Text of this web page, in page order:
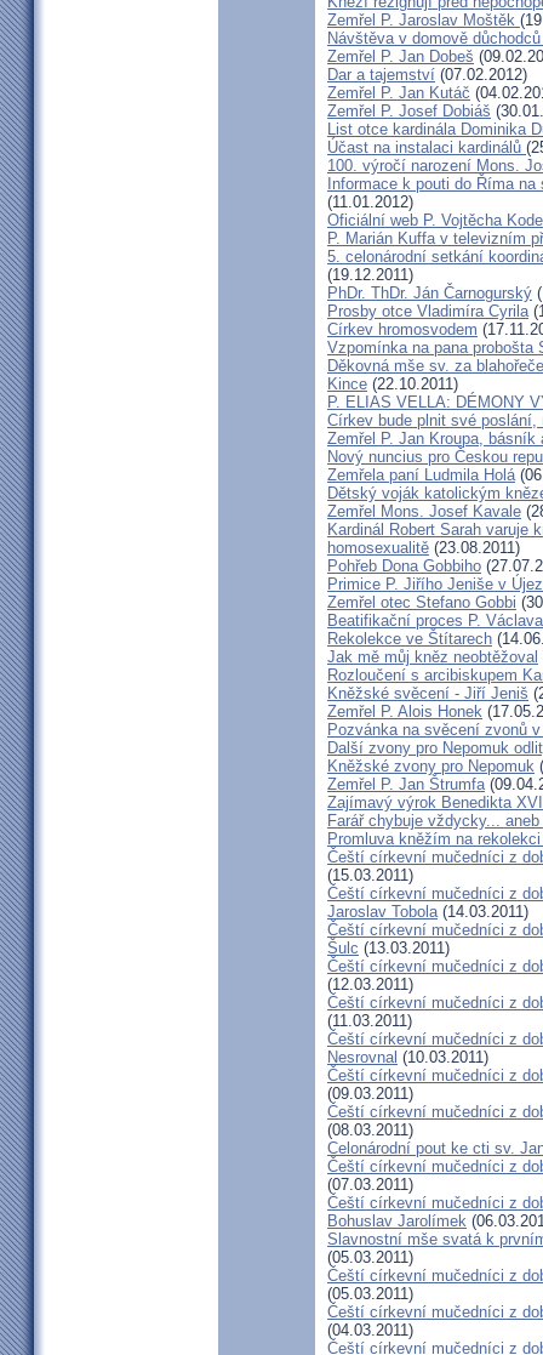
Zemřel P. Jaroslav Moštěk
Návštěva v domově
Zemřel P. Jan Dobeš
Dar a tajemství (07.02.2012)
Zemřel P. Jan Kutáč
Zemřel P. Josef Dobiáš
List otce kardinála Dominika
Účast na instalaci kardinálů
100. výročí narození Mons.
Informace k pouti do Říma
(11.01.2012)
Oficiální web P. Vojtěcha
P. Marián Kuffa v televizním
5. celonárodní setkání
(19.12.2011)
PhDr. ThDr. Ján Čarnogurský
Prosby otce Vladimíra Cyrila
Církev hromosvodem
Vzpomínka na pana probošta
Děkovná mše sv. za
Kince (22.10.2011)
P. ELIAS VELLA: DÉMONY
Církev bude plnit své
Zemřel P. Jan Kroupa, básník
Nový nuncius pro Českou
Zemřela paní Ludmila Holá
Dětský voják katolickým
Zemřel Mons. Josef Kavale
Kardinál Robert Sarah varuje
homosexualitě (23.08.2011)
Pohřeb Dona Gobbiho
Primice P. Jiřího Jeniše v
Zemřel otec Stefano Gobbi
Beatifikační proces P.
Rekolekce ve Štítarech
Jak mě můj kněz neobtěžoval
Rozloučení s arcibiskupem
Kněžské svěcení - Jiří Jeniš
Zemřel P. Alois Honek
Pozvánka na svěcení zvonů
Další zvony pro Nepomuk
Kněžské zvony pro Nepomuk
Zemřel P. Jan Štrumfa
Zajímavý výrok Benedikta
Farář chybuje vždycky...
Promluva kněžím na
Čeští církevní mučedníci z
(15.03.2011)
Čeští církevní mučedníci z
Jaroslav Tobola(14.03.2011)
Čeští církevní mučedníci z
Šulc (13.03.2011)
Čeští církevní mučedníci z
(12.03.2011)
Čeští církevní mučedníci z
(11.03.2011)
Čeští církevní mučedníci z
Nesrovnal (10.03.2011)
Čeští církevní mučedníci z
(09.03.2011)
Čeští církevní mučedníci z
(08.03.2011)
Celonárodní pout ke cti sv.
Čeští církevní mučedníci z
(07.03.2011)
Čeští církevní mučedníci z
Bohuslav Jarolímek
Slavnostní mše svatá k
(05.03.2011)
Čeští církevní mučedníci z
(05.03.2011)
Čeští církevní mučedníci z
(04.03.2011)
Čeští církevní mučedníci z